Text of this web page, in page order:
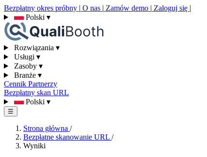
Bezpłatny okres próbny | O nas | Zamów demo | Zaloguj się |
Polski ▾
Rozwiązania ▾
Usługi ▾
Zasoby ▾
Branże ▾
Cennik Partnerzy
Bezpłatny skan URL
Polski ▾
☰
Strona główna /
Bezpłatne skanowanie URL /
Wyniki